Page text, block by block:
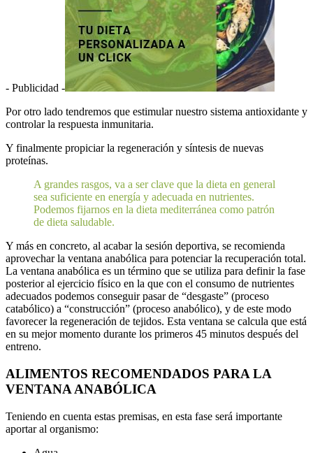
- Publicidad -
Por otro lado tendremos que estimular nuestro sistema antioxidante y
controlar la respuesta inmunitaria.
Y finalmente propiciar la regeneración y síntesis de nuevas
proteínas.
A grandes rasgos, va a ser clave que la dieta en general
sea suficiente en energía y adecuada en nutrientes.
Podemos fijarnos en la dieta mediterránea como patrón
de dieta saludable.
Y más en concreto, al acabar la sesión deportiva, se recomienda
aprovechar la ventana anabólica para potenciar la recuperación total.
La ventana anabólica es un término que se utiliza para definir la fase
posterior al ejercicio físico en la que con el consumo de nutrientes
adecuados podemos conseguir pasar de “desgaste” (proceso
catabólico) a “construcción” (proceso anabólico), y de este modo
favorecer la regeneración de tejidos. Esta ventana se calcula que está
en su mejor momento durante los primeros 45 minutos después del
entreno.
ALIMENTOS RECOMENDADOS PARA LA
VENTANA ANABÓLICA
Teniendo en cuenta estas premisas, en esta fase será importante
aportar al organismo: